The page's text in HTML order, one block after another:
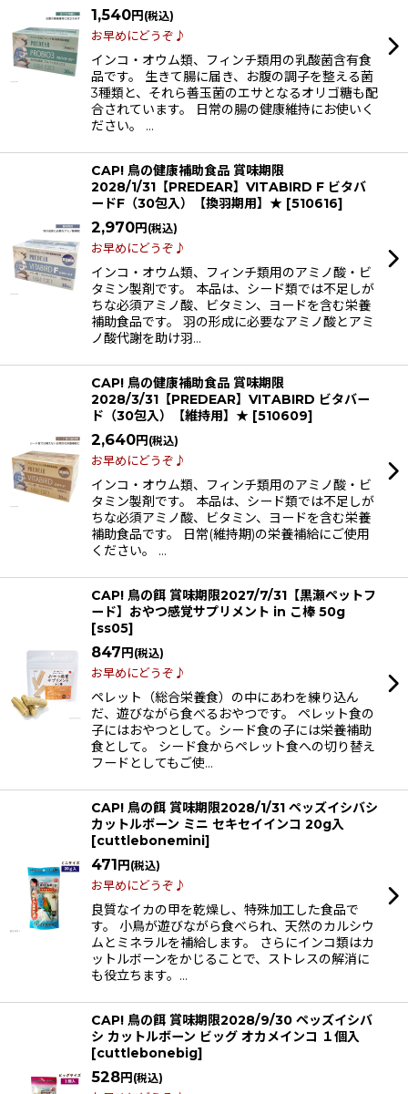
1,540円 (税込)
お早めにどうぞ♪
インコ・オウム類、フィンチ類用の乳酸菌含有食
品です。 生きて腸に届き、お腹の調子を整える菌
3種類と、それら善玉菌のエサとなるオリゴ糖も配
合されています。 日常の腸の健康維持にお使いく
ださい。 …
CAP! 鳥の健康補助食品 賞味期限
2028/1/31【PREDEAR】VITABIRD F ビタバ
ードF（30包入）【換羽期用】★ [510616]
2,970円 (税込)
お早めにどうぞ♪
インコ・オウム類、フィンチ類用のアミノ酸・ビ
タミン製剤です。 本品は、シード類では不足しが
ちな必須アミノ酸、ビタミン、ヨードを含む栄養
補助食品です。 羽の形成に必要なアミノ酸とアミ
ノ酸代謝を助け羽…
CAP! 鳥の健康補助食品 賞味期限
2028/3/31【PREDEAR】VITABIRD ビタバー
ド（30包入）【維持用】★ [510609]
2,640円 (税込)
お早めにどうぞ♪
インコ・オウム類、フィンチ類用のアミノ酸・ビ
タミン製剤です。 本品は、シード類では不足しが
ちな必須アミノ酸、ビタミン、ヨードを含む栄養
補助食品です。 日常(維持期)の栄養補給にご使用
ください。 …
CAP! 鳥の餌 賞味期限2027/7/31【黒瀬ペットフ
ード】おやつ感覚サプリメント in こ棒 50g
[ss05]
847円 (税込)
お早めにどうぞ♪
ペレット（総合栄養食）の中にあわを練り込ん
だ、遊びながら食べるおやつです。 ペレット食の
子にはおやつとして。シード食の子には栄養補助
食として。 シード食からペレット食への切り替え
フードとしてもご使…
CAP! 鳥の餌 賞味期限2028/1/31 ペッズイシバシ
カットルボーン ミニ セキセイインコ 20g入
[cuttlebonemini]
471円 (税込)
お早めにどうぞ♪
良質なイカの甲を乾燥し、特殊加工した食品で
す。 小鳥が遊びながら食べられ、天然のカルシウ
ムとミネラルを補給します。 さらにインコ類はカ
ットルボーンをかじることで、ストレスの解消に
も役立ちます。…
CAP! 鳥の餌 賞味期限2028/9/30 ペッズイシバ
シ カットルボーン ビッグ オカメインコ １個入
[cuttlebonebig]
528円 (税込)